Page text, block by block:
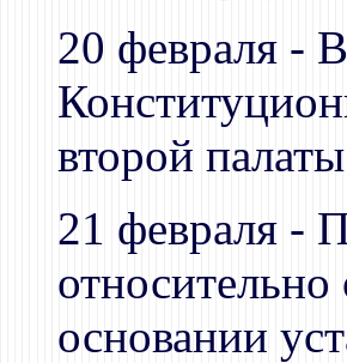
20 февраля -
второй
21 февраля -
основании